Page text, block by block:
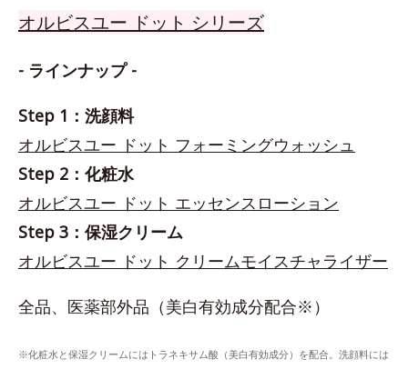
オルビスユー ドット シリーズ
- ラインナップ -
Step 1：洗顔料
オルビスユー ドット フォーミングウォッシュ
Step 2：化粧水
オルビスユー ドット エッセンスローション
Step 3：保湿クリーム
オルビスユー ドット クリームモイスチャライザー
全品、医薬部外品（美白有効成分配合※）
※化粧水と保湿クリームにはトラネキサム酸（美白有効成分）を配合。洗顔料には